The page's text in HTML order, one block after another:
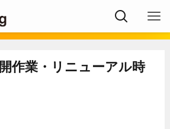
作業・リニューアル時